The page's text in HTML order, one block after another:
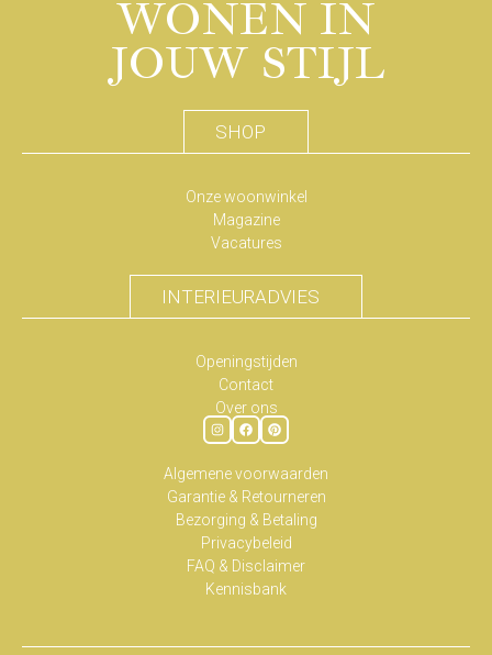
WONEN IN
JOUW STIJL
SHOP
Onze woonwinkel
Magazine
Vacatures
INTERIEURADVIES
Openingstijden
Contact
Over ons
Algemene voorwaarden
Garantie & Retourneren
Bezorging & Betaling
Privacybeleid
FAQ & Disclaimer
Kennisbank